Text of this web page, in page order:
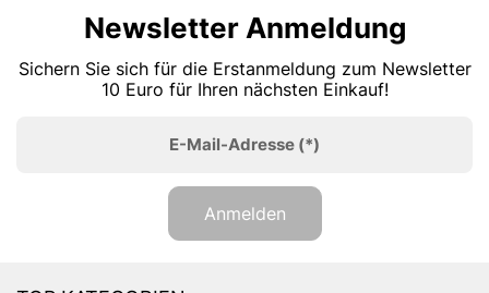
Newsletter Anmeldung
Sichern Sie sich für die Erstanmeldung zum Newsletter
10 Euro für Ihren nächsten Einkauf!
E-Mail-Adresse (*)
Anmelden